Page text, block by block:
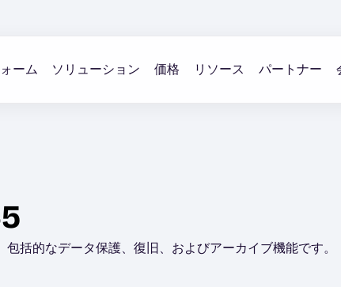
ーム ソリューション 価格 リソース パートナー
括的なデータ保護、復旧、およびアーカイブ機能です。